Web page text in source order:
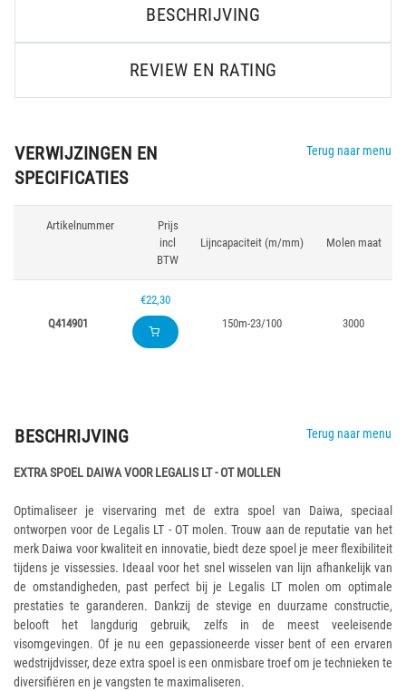
BESCHRIJVING
REVIEW EN RATING
VERWIJZINGEN EN
SPECIFICATIES
Terug naar menu
Artikelnummer
Prijs
incl
BTW
Lijncapaciteit (m/mm) Molen maat
Q414901
€22,30
150m-23/100
3000
BESCHRIJVING Terug naar menu
EXTRA SPOEL DAIWA VOOR LEGALIS LT - OT MOLLEN
Optimaliseer je viservaring met de extra spoel van Daiwa, speciaal
ontworpen voor de Legalis LT - OT molen. Trouw aan de reputatie van het
merk Daiwa voor kwaliteit en innovatie, biedt deze spoel je meer flexibiliteit
tijdens je vissessies. Ideaal voor het snel wisselen van lijn afhankelijk van
de omstandigheden, past perfect bij je Legalis LT molen om optimale
prestaties te garanderen. Dankzij de stevige en duurzame constructie,
belooft het langdurig gebruik, zelfs in de meest veeleisende
visomgevingen. Of je nu een gepassioneerde visser bent of een ervaren
wedstrijdvisser, deze extra spoel is een onmisbare troef om je technieken te
diversifiëren en je vangsten te maximaliseren.